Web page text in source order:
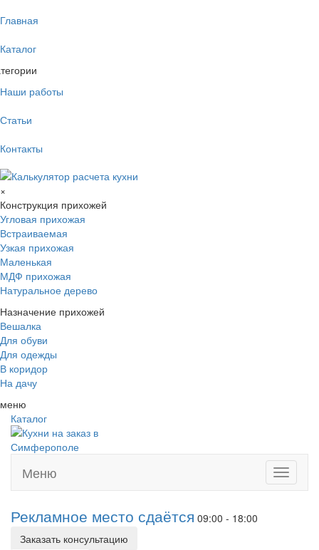
Главная
Каталог
Наши работы
Статьи
Контакты
×
Конструкция прихожей
Угловая прихожая
Встраиваемая
Узкая прихожая
Маленькая
МДФ прихожая
Натуральное дерево
Назначение прихожей
Вешалка
Для обуви
Для одежды
В коридор
На дачу
меню
Каталог
Toggle
Меню
Рекламное место сдаётся 09:00 - 18:00
Заказать консультацию